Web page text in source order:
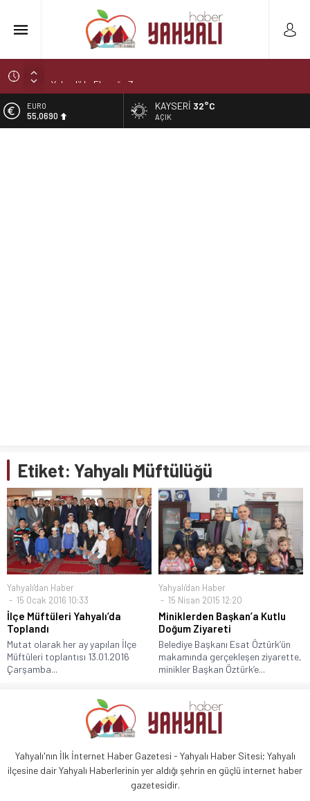
Yahyali’da Trafik Kazası
Yahyali’da Ekmeğe Zam
Kayseri Derbisi Yahyalıspor ile Develigücü Arasında
Oynanacak
EURO
55,0690
KAYSERI 32°C
AÇIK
Etiket: Yahyalı Müftülüğü
Yahyalı'dan Haber
15 Ocak 2016 10:33
İlçe Müftüleri Yahyalı’da
Toplandı
Mutat olarak her ay yapılan İlçe
Müftüleri toplantısı 13.01.2016
Çarşamba...
Yahyalı'dan Haber
15 Nisan 2015 12:20
Miniklerden Başkan’a Kutlu
Doğum Ziyareti
Belediye Başkanı Esat Öztürk’ün
makamında gerçekleşen ziyarette,
minikler Başkan Öztürk’e...
Yahyalı'nın İlk İnternet Haber Gazetesi - Yahyalı Haber Sitesi; Yahyalı
ilçesine dair Yahyalı Haberlerinin yer aldığı şehrin en güçlü internet haber
gazetesidir.